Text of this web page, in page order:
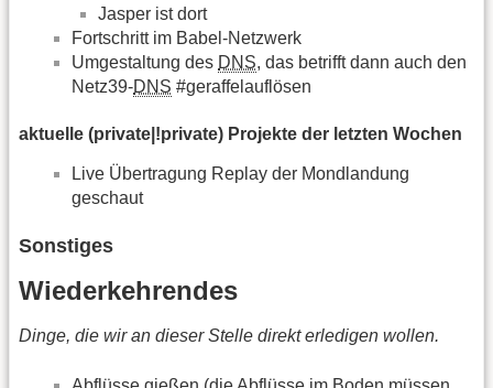
Jasper ist dort
Fortschritt im Babel-Netzwerk
Umgestaltung des DNS, das betrifft dann auch den
Netz39-DNS #geraffelauflösen
aktuelle (private|!private) Projekte der letzten Wochen
Live Übertragung Replay der Mondlandung
geschaut
Sonstiges
Wiederkehrendes
Dinge, die wir an dieser Stelle direkt erledigen wollen.